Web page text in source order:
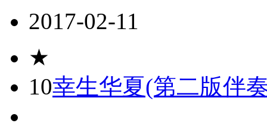
2017-02-11
★
10幸生华夏(第二版伴